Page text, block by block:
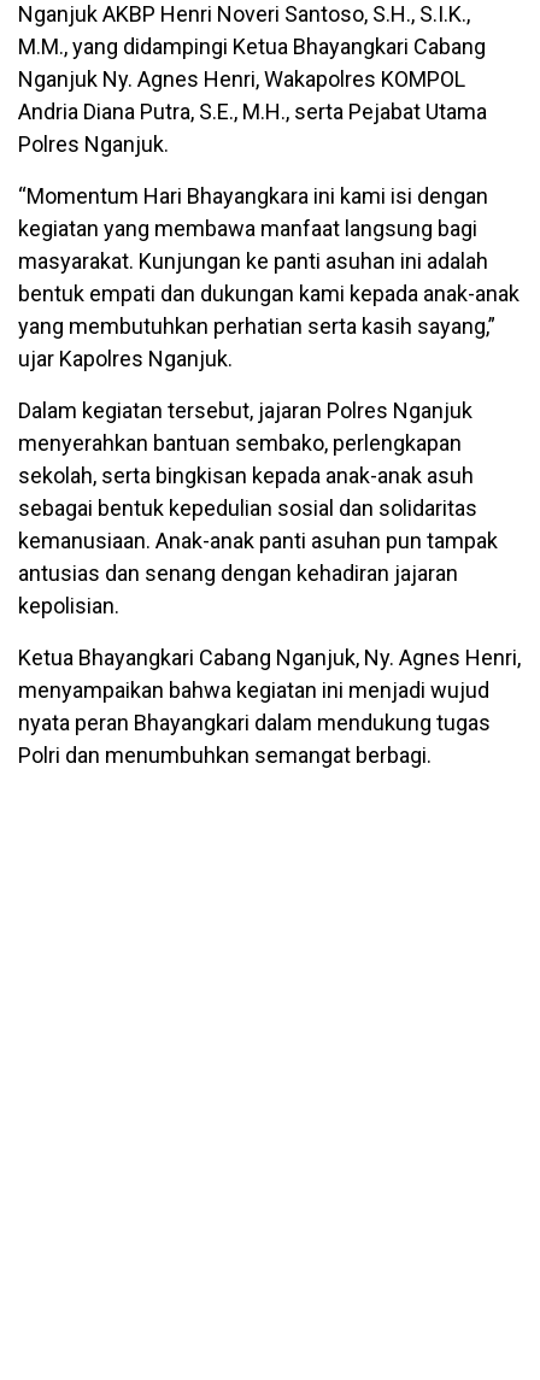
Nganjuk AKBP Henri Noveri Santoso, S.H., S.I.K.,
M.M., yang didampingi Ketua Bhayangkari Cabang
Nganjuk Ny. Agnes Henri, Wakapolres KOMPOL
Andria Diana Putra, S.E., M.H., serta Pejabat Utama
Polres Nganjuk.
“Momentum Hari Bhayangkara ini kami isi dengan
kegiatan yang membawa manfaat langsung bagi
masyarakat. Kunjungan ke panti asuhan ini adalah
bentuk empati dan dukungan kami kepada anak-anak
yang membutuhkan perhatian serta kasih sayang,”
ujar Kapolres Nganjuk.
Dalam kegiatan tersebut, jajaran Polres Nganjuk
menyerahkan bantuan sembako, perlengkapan
sekolah, serta bingkisan kepada anak-anak asuh
sebagai bentuk kepedulian sosial dan solidaritas
kemanusiaan. Anak-anak panti asuhan pun tampak
antusias dan senang dengan kehadiran jajaran
kepolisian.
Ketua Bhayangkari Cabang Nganjuk, Ny. Agnes Henri,
menyampaikan bahwa kegiatan ini menjadi wujud
nyata peran Bhayangkari dalam mendukung tugas
Polri dan menumbuhkan semangat berbagi.